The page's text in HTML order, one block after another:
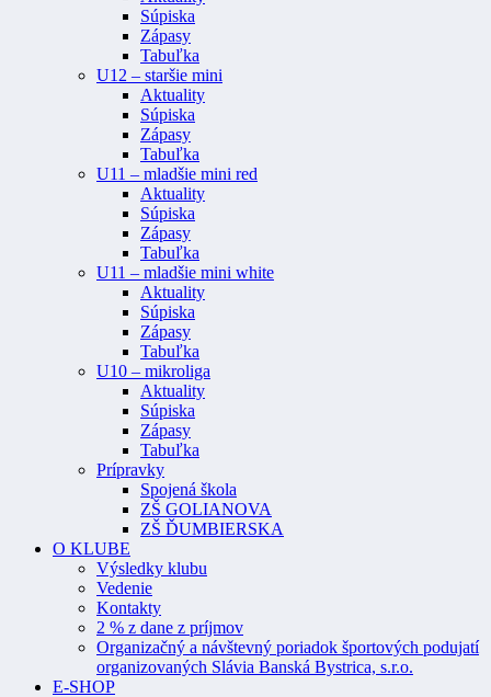
Súpiska
Zápasy
Tabuľka
U12 – staršie mini
Aktuality
Súpiska
Zápasy
Tabuľka
U11 – mladšie mini red
Aktuality
Súpiska
Zápasy
Tabuľka
U11 – mladšie mini white
Aktuality
Súpiska
Zápasy
Tabuľka
U10 – mikroliga
Aktuality
Súpiska
Zápasy
Tabuľka
Prípravky
Spojená škola
ZŠ GOLIANOVA
ZŠ ĎUMBIERSKA
O KLUBE
Výsledky klubu
Vedenie
Kontakty
2 % z dane z príjmov
Organizačný a návštevný poriadok športových podujatí
organizovaných Slávia Banská Bystrica, s.r.o.
E-SHOP